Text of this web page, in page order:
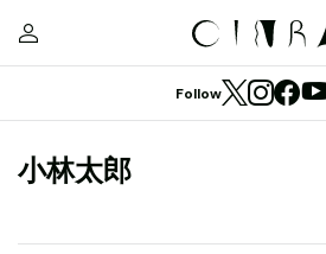
Follow
小林太郎